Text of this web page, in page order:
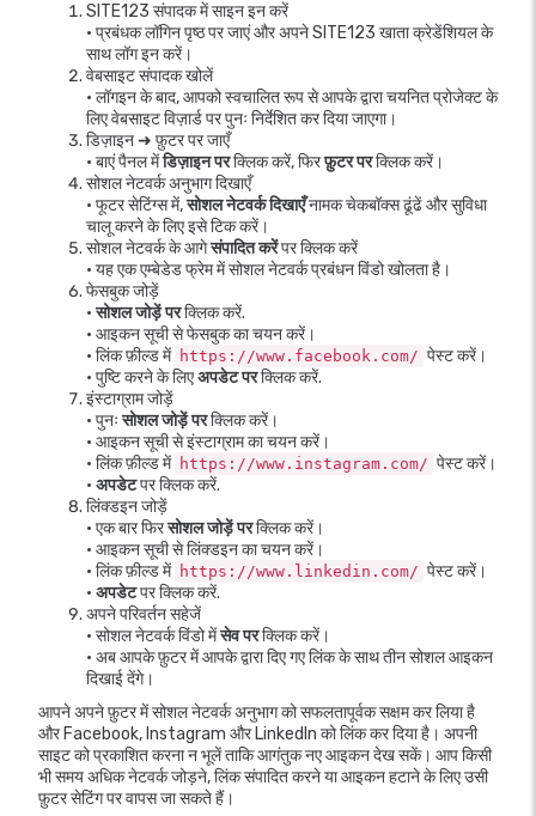
SITE123 संपादक में साइन इन करें
• प्रबंधक लॉगिन पृष्ठ पर जाएं और अपने SITE123 खाता क्रेडेंशियल के
साथ लॉग इन करें।
वेबसाइट संपादक खोलें
• लॉगइन के बाद, आपको स्वचालित रूप से आपके द्वारा चयनित प्रोजेक्ट के
लिए वेबसाइट विज़ार्ड पर पुनः निर्देशित कर दिया जाएगा।
डिज़ाइन ➜ फ़ुटर पर जाएँ
• बाएं पैनल मेंडिज़ाइन परक्लिक करें, फिरफ़ुटर परक्लिक करें।
सोशल नेटवर्क अनुभाग दिखाएँ
• फूटर सेटिंग्स में,सोशल नेटवर्क दिखाएँनामक चेकबॉक्स ढूंढें और सुविधा
चालू करने के लिए इसे टिक करें।
सोशल नेटवर्क के आगेसंपादित करेंपर क्लिक करें
• यह एक एम्बेडेड फ्रेम में सोशल नेटवर्क प्रबंधन विंडो खोलता है।
फेसबुक जोड़ें
•सोशल जोड़ें परक्लिक करें.
• आइकन सूची से फेसबुक का चयन करें।
• लिंक फ़ील्ड में https://www.facebook.com/ पेस्ट करें।
• पुष्टि करने के लिएअपडेट परक्लिक करें.
इंस्टाग्राम जोड़ें
• पुनःसोशल जोड़ें परक्लिक करें।
• आइकन सूची से इंस्टाग्राम का चयन करें।
• लिंक फ़ील्ड में https://www.instagram.com/ पेस्ट करें।
• अपडेटपर क्लिक करें.
लिंक्डइन जोड़ें
• एक बार फिरसोशल जोड़ें परक्लिक करें।
• आइकन सूची से लिंक्डइन का चयन करें।
• लिंक फ़ील्ड में https://www.linkedin.com/ पेस्ट करें।
• अपडेटपर क्लिक करें.
अपने परिवर्तन सहेजें
• सोशल नेटवर्क विंडो मेंसेव परक्लिक करें।
• अब आपके फ़ुटर में आपके द्वारा दिए गए लिंक के साथ तीन सोशल आइकन
दिखाई देंगे।
आपने अपने फ़ुटर में सोशल नेटवर्क अनुभाग को सफलतापूर्वक सक्षम कर लिया है
और Facebook, Instagram और LinkedIn को लिंक कर दिया है। अपनी
साइट को प्रकाशित करना न भूलें ताकि आगंतुक नए आइकन देख सकें। आप किसी
भी समय अधिक नेटवर्क जोड़ने, लिंक संपादित करने या आइकन हटाने के लिए उसी
फ़ुटर सेटिंग पर वापस जा सकते हैं।